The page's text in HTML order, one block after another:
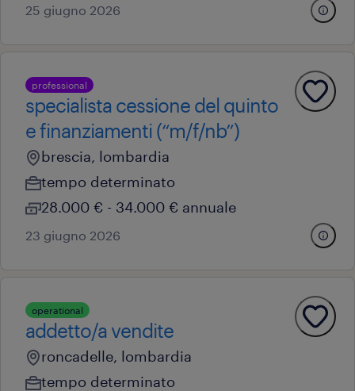
25 giugno 2026
professional
specialista cessione del quinto
e finanziamenti (“m/f/nb”)
brescia, lombardia
tempo determinato
28.000 € - 34.000 € annuale
23 giugno 2026
operational
addetto/a vendite
roncadelle, lombardia
tempo determinato